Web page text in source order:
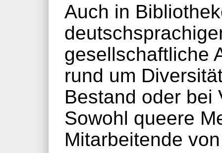
Auch in
gesellschaftliche
rund um
Bestand oder bei
Sowohl queere
Mitarbeitende